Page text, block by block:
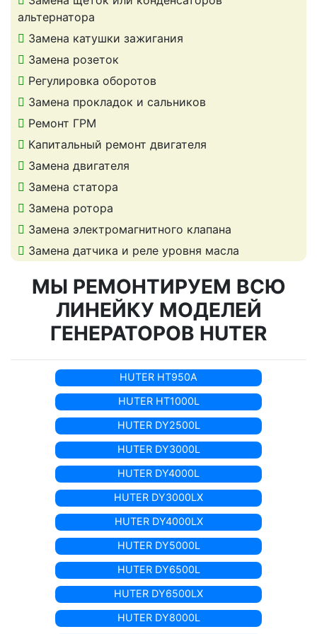
альтернатора
Замена катушки зажигания
Замена розеток
Регулировка оборотов
Замена прокладок и сальников
Ремонт ГРМ
Капитальный ремонт двигателя
Замена двигателя
Замена статора
Замена ротора
Замена электромагнитного клапана
Замена датчика и реле уровня масла
МЫ РЕМОНТИРУЕМ ВСЮ
ЛИНЕЙКУ МОДЕЛЕЙ
ГЕНЕРАТОРОВ HUTER
HUTER HT950A
HUTER HT1000L
HUTER DY2500L
HUTER DY3000L
HUTER DY4000L
HUTER DY3000LX
HUTER DY4000LX
HUTER DY5000L
HUTER DY6500L
HUTER DY6500LX
HUTER DY8000L